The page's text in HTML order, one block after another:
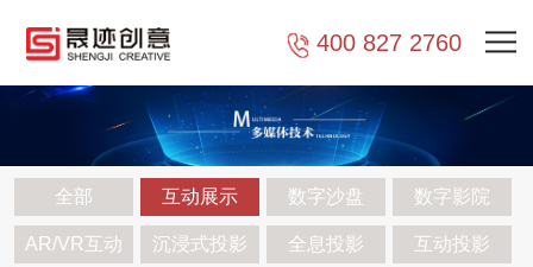
400 827 2760
全部 互动展示 数字沙盘 数字影院
AR/VR互动 沉浸式投影 全息投影 互动投影